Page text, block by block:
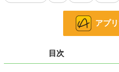
1,925 位 / 53,308 件
120 pt
アプ
目次